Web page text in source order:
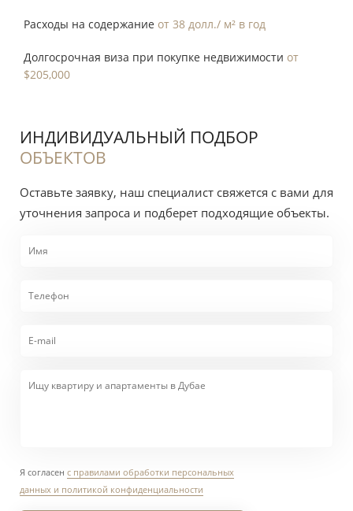
Расходы на содержание от 38 долл./ м² в год
Долгосрочная виза при покупке недвижимости от
$205,000
ИНДИВИДУАЛЬНЫЙ ПОДБОР
ОБЪЕКТОВ
Оставьте заявку, наш специалист свяжется с вами для
уточнения запроса и подберет подходящие объекты.
Я согласен с правилами обработки персональных
данных и политикой конфиденциальности